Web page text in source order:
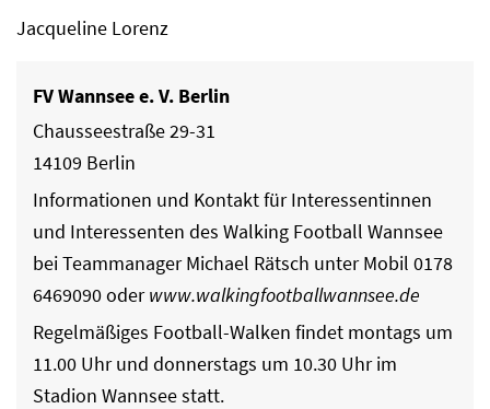
Jacqueline Lorenz
FV Wannsee e. V. Berlin
Chausseestraße 29-31
14109 Berlin
Informationen und Kontakt für Interessentinnen
und Interessenten des Walking Football Wannsee
bei Teammanager Michael Rätsch unter Mobil 0178
6469090 oderwww.walkingfootballwannsee.de
Regelmäßiges Football-Walken findet montags um
11.00 Uhr und donnerstags um 10.30 Uhr im
Stadion Wannsee statt.